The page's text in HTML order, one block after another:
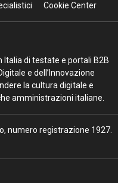
Cookie Center
Italia di testate e portali B2B
e dell’Innovazione
la cultura digitale e
amministrazioni italiane.
numero registrazione 1927.